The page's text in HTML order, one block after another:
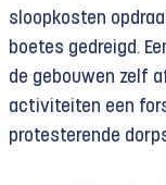
sloopkosten
boetes gedreigd.
de gebouwen zelf
activiteiten een
protesterende